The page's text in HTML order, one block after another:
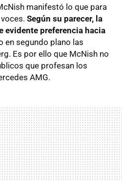
manifestó lo que para
Según su parecer, la
evidente preferencia hacia
en segundo plano las
Es por ello que McNish no
que profesan los
AMG.